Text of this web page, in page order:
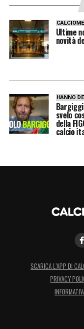
Ultime
novità
HANNO
svelo
della
calcio
SCARICA L’APP DI
PRIVACY